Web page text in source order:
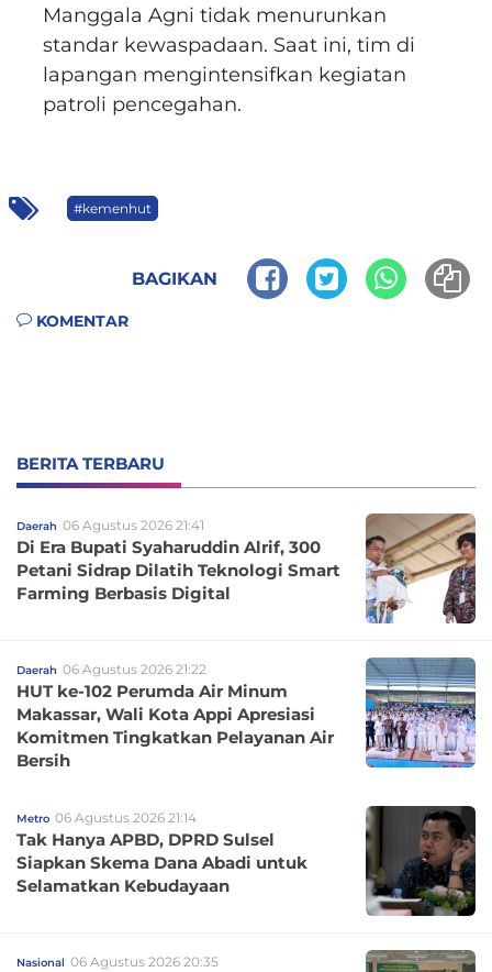
Manggala Agni tidak menurunkan
standar kewaspadaan. Saat ini, tim di
lapangan mengintensifkan kegiatan
patroli pencegahan.
#kemenhut
BAGIKAN
KOMENTAR
BERITA TERBARU
Daerah 06 Agustus 2026 21:41
Di Era Bupati Syaharuddin Alrif, 300
Petani Sidrap Dilatih Teknologi Smart
Farming Berbasis Digital
Daerah 06 Agustus 2026 21:22
HUT ke-102 Perumda Air Minum
Makassar, Wali Kota Appi Apresiasi
Komitmen Tingkatkan Pelayanan Air
Bersih
Metro 06 Agustus 2026 21:14
Tak Hanya APBD, DPRD Sulsel
Siapkan Skema Dana Abadi untuk
Selamatkan Kebudayaan
Nasional 06 Agustus 2026 20:35